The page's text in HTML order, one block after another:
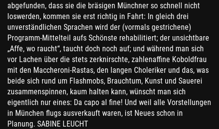
abgefunden, dass sie die bräsigen Münchner so schnell nicht
loswerden, kommen sie erst richtig in Fahrt: In gleich drei
unverständlichen Sprachen wird der (vormals gestrichene)
Programm-Mittelteil aufs Schönste rehabilitiert; der unsichtbare
„Affe, wo raucht“, taucht doch noch auf; und während man sich
vor Lachen über die stets zerknirschte, zahlenaffine Koboldfrau
mit den Maccheroni-Rastas, den langen Choleriker und das, was
beide sich rund um Flashmobs, Brauchtum, Kunst und Sauerei
zusammenspinnen, kaum halten kann, wünscht man sich
eigentlich nur eines: Da capo al fine! Und weil alle Vorstellungen
in München flugs ausverkauft waren, ist Neues schon in
Planung. SABINE LEUCHT